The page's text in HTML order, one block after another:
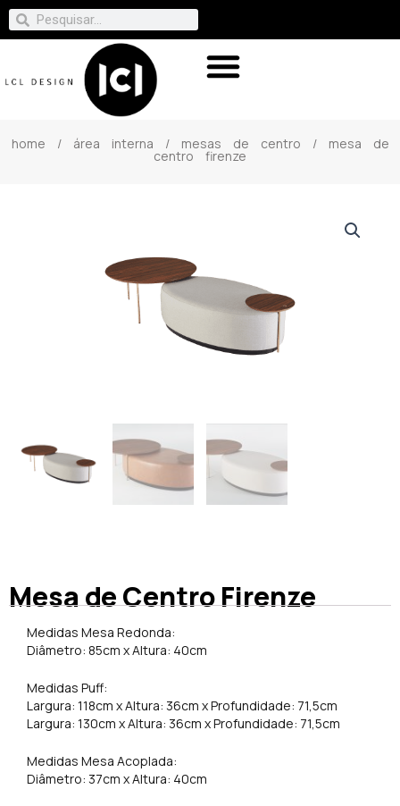
home / área interna / mesas de centro / mesa de
centro firenze
Mesa de Centro Firenze
Medidas Mesa Redonda:
Diâmetro: 85cm x Altura: 40cm
Medidas Puff:
Largura: 118cm x Altura: 36cm x Profundidade: 71,5cm
Largura: 130cm x Altura: 36cm x Profundidade: 71,5cm
Medidas Mesa Acoplada:
Diâmetro: 37cm x Altura: 40cm